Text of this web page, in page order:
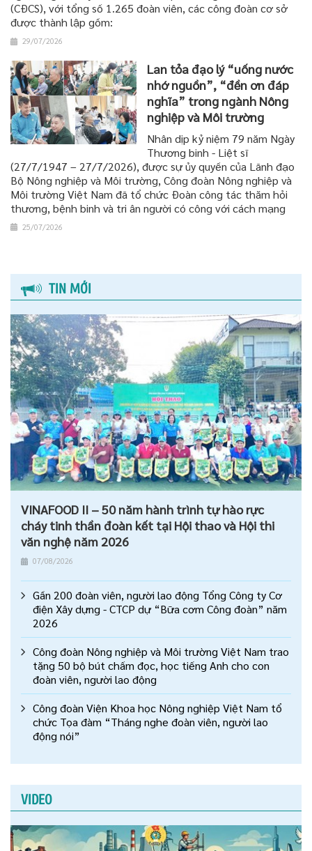
(CĐCS), với tổng số 1.265 đoàn viên, các công đoàn cơ sở
được thành lập gồm:
29/07/2026
Lan tỏa đạo lý “uống nước
nhớ nguồn”, “đền ơn đáp
nghĩa” trong ngành Nông
nghiệp và Môi trường
Nhân dịp kỷ niệm 79 năm Ngày
Thương binh - Liệt sĩ
(27/7/1947 – 27/7/2026), được sự ủy quyền của Lãnh đạo
Bộ Nông nghiệp và Môi trường, Công đoàn Nông nghiệp và
Môi trường Việt Nam đã tổ chức Đoàn công tác thăm hỏi
thương, bệnh binh và tri ân người có công với cách mạng
25/07/2026
TIN MỚI
VINAFOOD II – 50 năm hành trình tự hào rực
cháy tinh thần đoàn kết tại Hội thao và Hội thi
văn nghệ năm 2026
07/08/2026
Gần 200 đoàn viên, người lao động Tổng Công ty Cơ
điện Xây dựng - CTCP dự “Bữa cơm Công đoàn” năm
2026
Công đoàn Nông nghiệp và Môi trường Việt Nam trao
tặng 50 bộ bút chấm đọc, học tiếng Anh cho con
đoàn viên, người lao động
Công đoàn Viện Khoa học Nông nghiệp Việt Nam tổ
chức Tọa đàm “Tháng nghe đoàn viên, người lao
động nói”
VIDEO